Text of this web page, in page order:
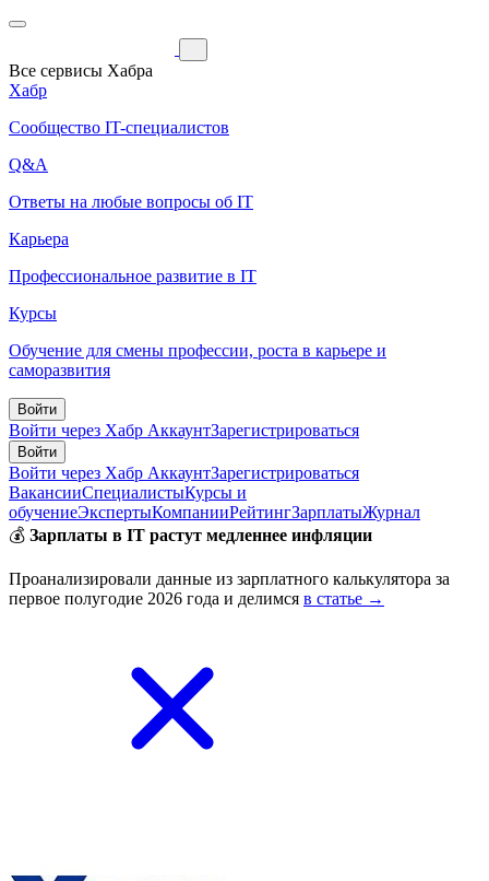
Все сервисы Хабра
Хабр
Сообщество IT-специалистов
Q&A
Ответы на любые вопросы об IT
Карьера
Профессиональное развитие в IT
Курсы
Обучение для смены профессии, роста в карьере и
саморазвития
Войти
Войти через Хабр АккаунтЗарегистрироваться
Войти
Войти через Хабр АккаунтЗарегистрироваться
ВакансииСпециалистыКурсы и
обучениеЭкспертыКомпанииРейтингЗарплатыЖурнал
💰 Зарплаты в IT растут медленнее инфляции
Проанализировали данные из зарплатного калькулятора за
первое полугодие 2026 года и делимся в статье →